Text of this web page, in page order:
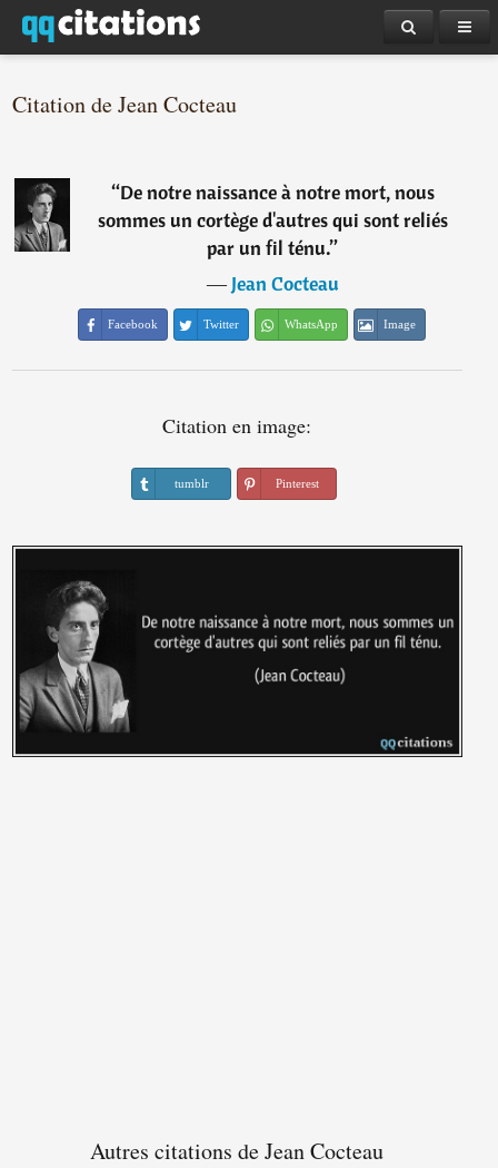
Citation de Jean Cocteau
“De notre naissance à notre mort, nous
sommes un cortège d'autres qui sont reliés
par un fil ténu.”
―Jean Cocteau
Facebook Twitter WhatsApp Image
Citation en image:
tumblr Pinterest
Autres citations de Jean Cocteau